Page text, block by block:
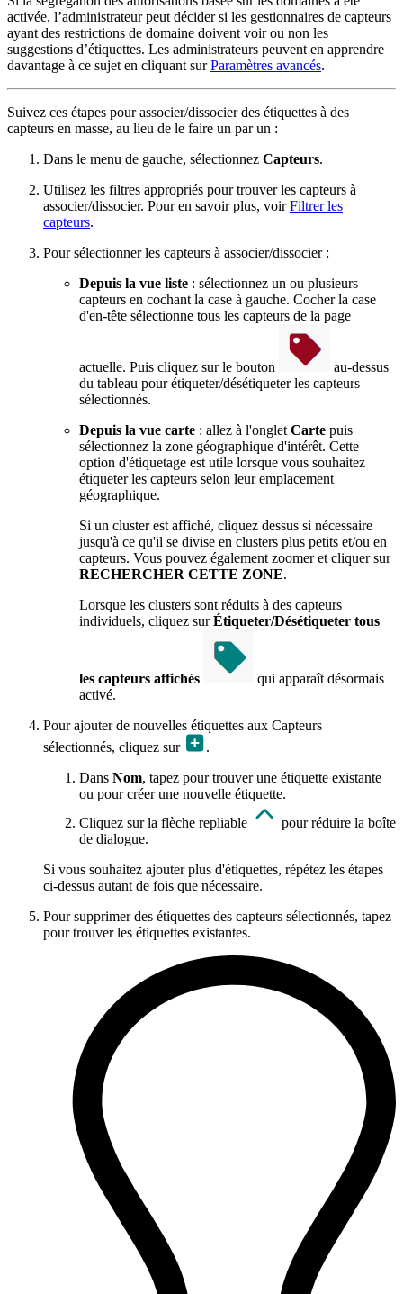
activée, l’administrateur peut décider si les gestionnaires de capteurs
ayant des restrictions de domaine doivent voir ou non les
suggestions d’étiquettes. Les administrateurs peuvent en apprendre
davantage à ce sujet en cliquant surParamètres avancés.
Suivez ces étapes pour associer/dissocier des étiquettes à des
capteurs en masse, au lieu de le faire un par un :
Dans le menu de gauche, sélectionnez Capteurs.
Utilisez les filtres appropriés pour trouver les capteurs à
associer/dissocier. Pour en savoir plus, voirFiltrer les
capteurs.
Pour sélectionner les capteurs à associer/dissocier :
Depuis la vue liste : sélectionnez un ou plusieurs
capteurs en cochant la case à gauche. Cocher la case
d'en-tête sélectionne tous les capteurs de la page
actuelle. Puis cliquez sur le bouton
au-dessus
du tableau pour étiqueter/désétiqueter les capteurs
sélectionnés.
Depuis la vue carte : allez à l'onglet Carte puis
sélectionnez la zone géographique d'intérêt. Cette
option d'étiquetage est utile lorsque vous souhaitez
étiqueter les capteurs selon leur emplacement
géographique.
Si un cluster est affiché, cliquez dessus si nécessaire
jusqu'à ce qu'il se divise en clusters plus petits et/ou en
capteurs. Vous pouvez également zoomer et cliquer sur
RECHERCHER CETTE ZONE.
Lorsque les clusters sont réduits à des capteurs
individuels, cliquez surÉtiqueter/Désétiqueter tous
les capteurs affichés
qui apparaît désormais
activé.
Pour ajouter de nouvelles étiquettes aux Capteurs
sélectionnés, cliquez sur
.
Dans Nom, tapez pour trouver une étiquette existante
ou pour créer une nouvelle étiquette.
Cliquez sur la flèche repliable
pour réduire la boîte
de dialogue.
Si vous souhaitez ajouter plus d'étiquettes, répétez les étapes
ci-dessus autant de fois que nécessaire.
Pour supprimer des étiquettes des capteurs sélectionnés, tapez
pour trouver les étiquettes existantes.